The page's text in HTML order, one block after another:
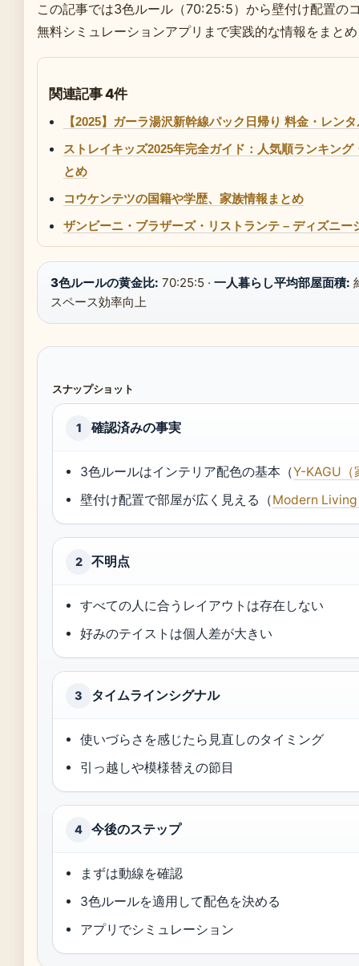
この記事では3色ルール（70:25:5）から壁付け配置の
無料シミュレーションアプリまで実践的な情報をまと
関連記事 4件
【2025】ガーラ湯沢新幹線パック日帰り 料金・レン
ストレイキッズ2025年完全ガイド：人気順ランキン
とめ
コウケンテツの国籍や学歴、家族情報まとめ
ザンビーニ・ブラザーズ・リストランテ – ディズニ
3色ルールの黄金比: 70:25:5 · 一人暮らし平均部屋面積:
スペース効率向上
スナップショット
1 確認済みの事実
3色ルールはインテリア配色の基本（Y-KAGU（
壁付け配置で部屋が広く見える（Modern
2 不明点
すべての人に合うレイアウトは存在しない
好みのテイストは個人差が大きい
3 タイムラインシグナル
使いづらさを感じたら見直しのタイミング
引っ越しや模様替えの節目
4 今後のステップ
まずは動線を確認
3色ルールを適用して配色を決める
アプリでシミュレーション